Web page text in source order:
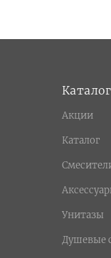
Акции
Каталог
Унитазы
Душевые